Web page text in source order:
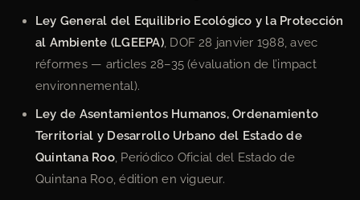
Ley General del Equilibrio Ecológico y la Protección
al Ambiente (LGEEPA), DOF 28 janvier 1988, avec
réformes — articles 28–35 (évaluation de l’impact
environnemental).
Ley de Asentamientos Humanos, Ordenamiento
Territorial y Desarrollo Urbano del Estado de
Quintana Roo, Periódico Oficial del Estado de
Quintana Roo, édition en vigueur.